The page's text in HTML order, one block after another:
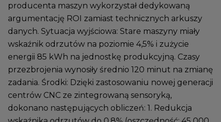
producenta maszyn wykorzystał dedykowaną
argumentację ROI zamiast technicznych arkuszy
danych. Sytuacja wyjściowa: Stare maszyny miały
wskaźnik odrzutów na poziomie 4,5% i zużycie
energii 85 kWh na jednostkę produkcyjną. Czasy
przezbrojenia wynosiły średnio 120 minut na zmianę
zadania. Środki: Dzięki zastosowaniu nowej generacji
centrów CNC ze zintegrowaną sensoryką,
dokonano następujących obliczeń: 1. Redukcja